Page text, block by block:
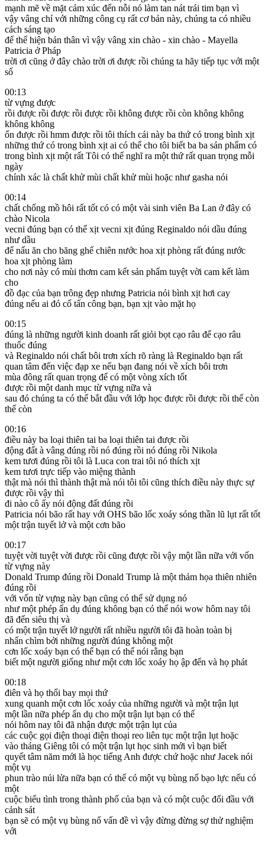
mạnh mẽ về mặt cảm xúc đến nỗi nó làm tan nát trái tim bạn vì
vậy vâng chỉ với những công cụ rất cơ bản này, chúng ta có nhiều
cách sáng tạo
để thể hiện bản thân vì vậy vâng xin chào - xin chào - Mayella
Patricia ở Pháp
trời ơi cũng ở đây chào trời ơi được rồi chúng ta hãy tiếp tục với một
số
00:13
từ vựng được
rồi được rồi được rồi được rồi không được rồi còn không không
không không
ổn được rồi hmm được rồi tôi thích cái này ba thứ có trong bình xịt
những thứ có trong bình xịt ai có thể cho tôi biết ba ba sản phẩm có
trong bình xịt một rất Tôi có thể nghĩ ra một thứ rất quan trọng mỗi
ngày
chính xác là chất khử mùi chất khử mùi hoặc như gasha nói
00:14
chất chống mồ hôi rất tốt có có một vài sinh viên Ba Lan ở đây có
chào Nicola
vecni đúng bạn có thể xịt vecni xịt đúng Reginaldo nói dầu đúng
như dầu
để nấu ăn cho băng ghế chiên nước hoa xịt phòng rất đúng nước
hoa xịt phòng làm
cho nơi này có mùi thơm cam kết sản phẩm tuyệt vời cam kết làm
cho
đồ đạc của bạn trông đẹp nhưng Patricia nói bình xịt hơi cay
đúng nếu ai đó cố tấn công bạn, bạn xịt vào mặt họ
00:15
đúng là những người kinh doanh rất giỏi bọt cạo râu để cạo râu
thuốc đúng
và Reginaldo nói chất bôi trơn xích rõ ràng là Reginaldo bạn rất
quan tâm đến việc đạp xe nếu bạn đang nói về xích bôi trơn
mùa đông rất quan trọng để có một vòng xích tốt
được rồi một danh mục từ vựng nữa và
sau đó chúng ta có thể bắt đầu với lớp học được rồi được rồi thế còn
thế còn
00:16
điều này ba loại thiên tai ba loại thiên tai được rồi
động đất à vâng đúng rồi nó đúng rồi nó đúng rồi Nikola
kem tươi đúng rồi tôi là Luca con trai tôi nó thích xịt
kem tươi trực tiếp vào miệng thành
thật mà nói thì thành thật mà nói tôi tôi cũng thích điều này thực sự
được rồi vậy thì
đi nào cô ấy nói động đất đúng rồi
Patricia nói bão rất hay với OHS bão lốc xoáy sóng thần lũ lụt rất tốt
một trận tuyết lở và một cơn bão
00:17
tuyệt vời tuyệt vời được rồi cũng được rồi vậy một lần nữa với vốn
từ vựng này
Donald Trump đúng rồi Donald Trump là một thảm họa thiên nhiên
đúng rồi
với vốn từ vựng này bạn cũng có thể sử dụng nó
như một phép ẩn dụ đúng không bạn có thể nói wow hôm nay tôi
đã đến siêu thị và
có một trận tuyết lở người rất nhiều người tôi đã hoàn toàn bị
nhấn chìm bởi những người đúng không một
cơn lốc xoáy bạn có thể bạn có thể nói rằng bạn
biết một người giống như một cơn lốc xoáy họ ập đến và họ phát
00:18
điên và họ thổi bay mọi thứ
xung quanh một cơn lốc xoáy của những người và một trận lụt
một lần nữa phép ẩn dụ cho một trận lụt bạn có thể
nói hôm nay tôi đã nhận được một trận lụt của
các cuộc gọi điện thoại điện thoại reo liên tục một trận lụt hoặc
vào tháng Giêng tôi có một trận lụt học sinh mới vì bạn biết
quyết tâm năm mới là học tiếng Anh được chứ hoặc như Jacek nói
một vụ
phun trào núi lửa nữa bạn có thể có một vụ bùng nổ bạo lực nếu có
một
cuộc biểu tình trong thành phố của bạn và có một cuộc đối đầu với
cảnh sát
bạn sẽ có một vụ bùng nổ vấn đề vì vậy đừng đừng sợ thử nghiệm
với